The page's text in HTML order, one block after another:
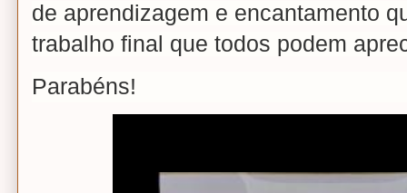
de aprendizagem e encantamento
trabalho final que todos podem
Parabéns!